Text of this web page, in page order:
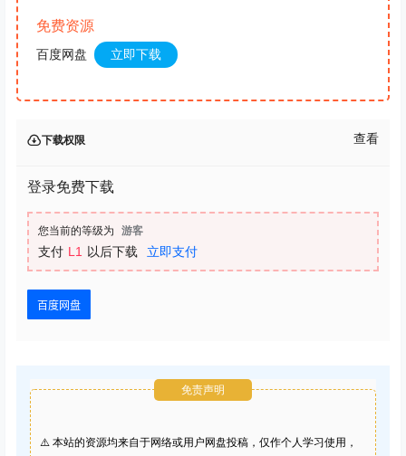
免费资源
百度网盘 立即下载
下载权限 查看
登录免费下载
您当前的等级为 游客
支付 L1 以后下载 立即支付
百度网盘
免责声明
⚠️ 本站的资源均来自于网络或用户网盘投稿，仅作个人学习使用，